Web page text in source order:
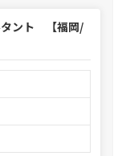
タント 【福岡/